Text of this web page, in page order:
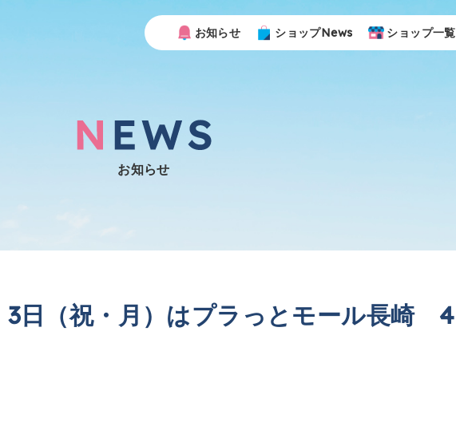
お知らせ ショップNews ショップ一覧
お知らせ
3日（祝・月）はプラっとモール長崎 4